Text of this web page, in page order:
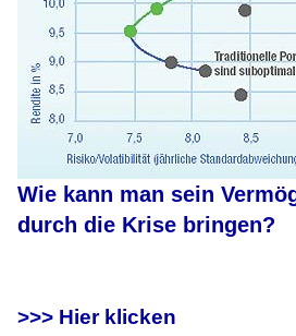
Wie kann man sein
durch die Krise bringen?
>>> Hier klicken